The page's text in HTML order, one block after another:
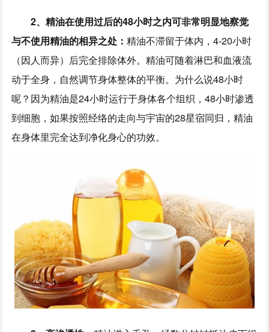
2、精油在使用过后的48小时之内可非常明显地察觉
与不使用精油的相异之处：精油不滞留于体内，4-20小时
（因人而异）后完全排除体外。精油可随着淋巴和血液流
动于全身，自然调节身体整体的平衡。为什么说48小时
呢？因为精油是24小时运行于身体各个组织，48小时渗透
到细胞，如果按照经络的走向与宇宙的28星宿同归，精油
在身体里完全达到净化身心的功效。